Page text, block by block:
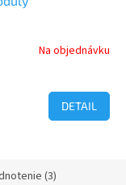
Na objednávku
DETAIL
(3)